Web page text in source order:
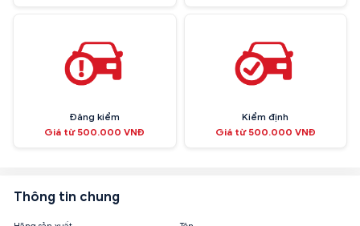
Đăng kiểm
Giá từ 500.000 VNĐ
Kiểm định
Giá từ 500.000 VNĐ
Thông tin chung